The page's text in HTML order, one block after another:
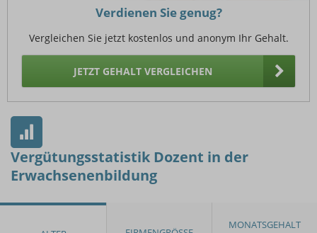
Verdienen Sie genug?
Vergleichen Sie jetzt kostenlos und anonym Ihr Gehalt.
JETZT GEHALT VERGLEICHEN
Vergütungsstatistik Dozent in der
Erwachsenenbildung